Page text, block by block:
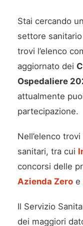
Stai cercando
settore
trovi l’elenco
aggiornato dei
Ospedaliere
attualmente
partecipazione.
Nell’elenco
sanitari, tra cui
concorsi delle
Azienda Zero e
Il Servizio
dei maggiori